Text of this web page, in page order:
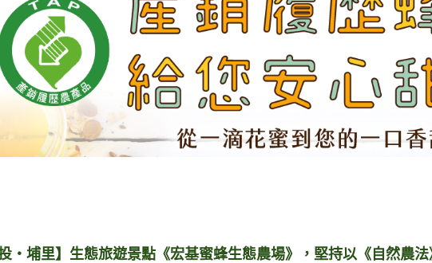
‧埔里】生態旅遊景點《宏基蜜蜂生態農場》，堅持以《自然農法